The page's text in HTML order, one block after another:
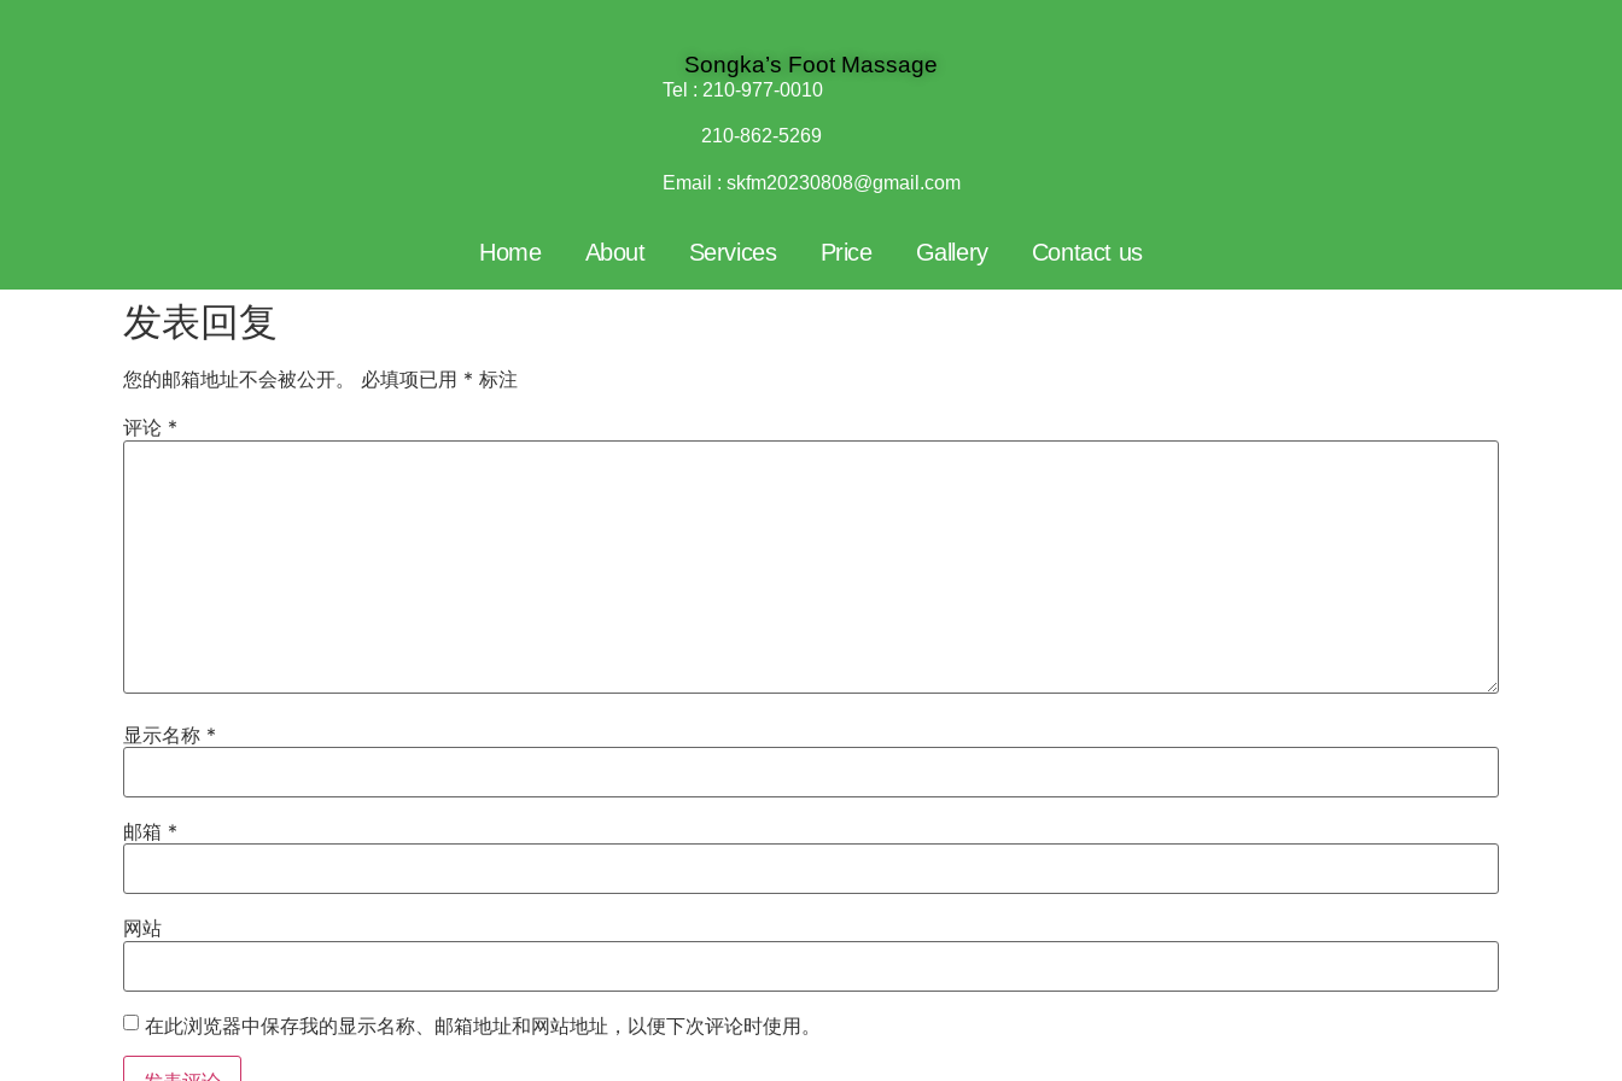
Songka’s Foot Massage
Tel : 210-977-0010
210-862-5269
Email : skfm20230808@gmail.com
Home About Services Price Gallery Contact us
发表回复
您的邮箱地址不会被公开。 必填项已用 * 标注
评论 *
显示名称 *
邮箱 *
网站
在此浏览器中保存我的显示名称、邮箱地址和网站地址，以便下次评论时使用。